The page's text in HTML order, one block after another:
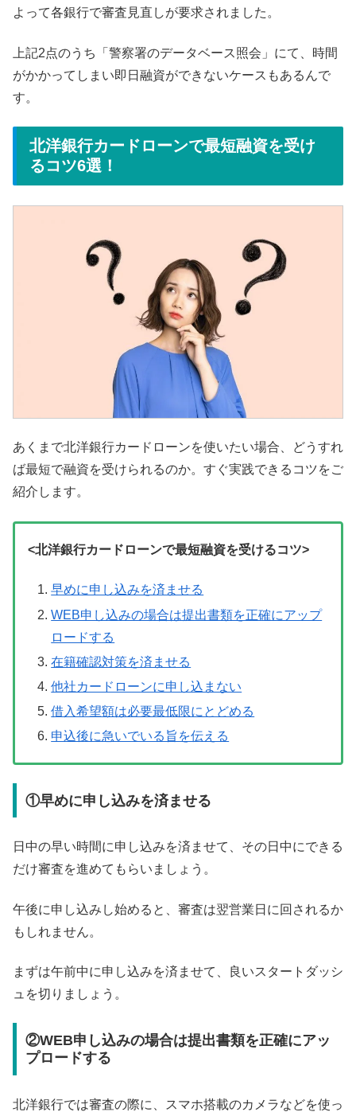
よって各銀行で審査見直しが要求されました。
上記2点のうち「警察署のデータベース照会」にて、時間
がかかってしまい即日融資ができないケースもあるんで
す。
北洋銀行カードローンで最短融資を受け
るコツ6選！
あくまで北洋銀行カードローンを使いたい場合、どうすれ
ば最短で融資を受けられるのか。すぐ実践できるコツをご
紹介します。
<北洋銀行カードローンで最短融資を受けるコツ>
早めに申し込みを済ませる
WEB申し込みの場合は提出書類を正確にアップ
ロードする
在籍確認対策を済ませる
他社カードローンに申し込まない
借入希望額は必要最低限にとどめる
申込後に急いでいる旨を伝える
①早めに申し込みを済ませる
日中の早い時間に申し込みを済ませて、その日中にできる
だけ審査を進めてもらいましょう。
午後に申し込みし始めると、審査は翌営業日に回されるか
もしれません。
まずは午前中に申し込みを済ませて、良いスタートダッシ
ュを切りましょう。
②WEB申し込みの場合は提出書類を正確にアッ
プロードする
北洋銀行では審査の際に、スマホ搭載のカメラなどを使っ